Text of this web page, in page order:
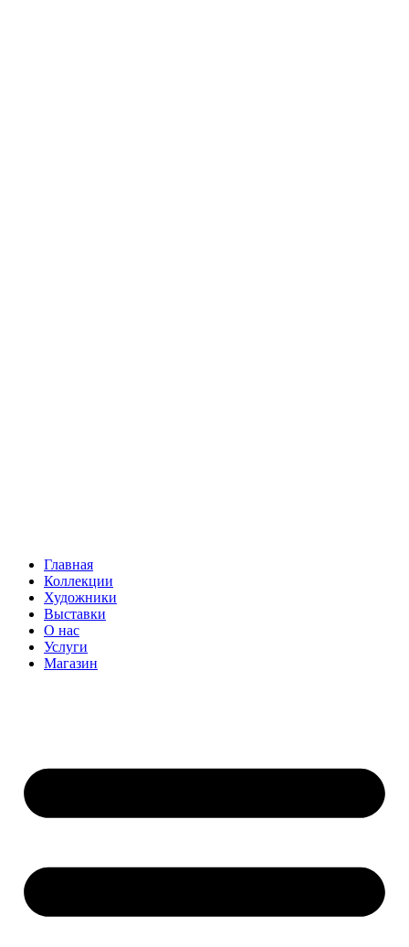
Главная
Коллекции
Художники
Выставки
О нас
Услуги
Магазин